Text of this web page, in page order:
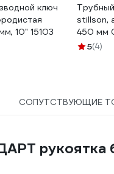
ключ
10" 15103
stillson,
450 мм
5(4)
СОПУТСТВУЮЩИЕ
рукоятка